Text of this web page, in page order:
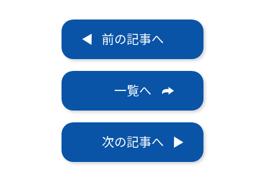
前の記事へ
一覧へ
次の記事へ